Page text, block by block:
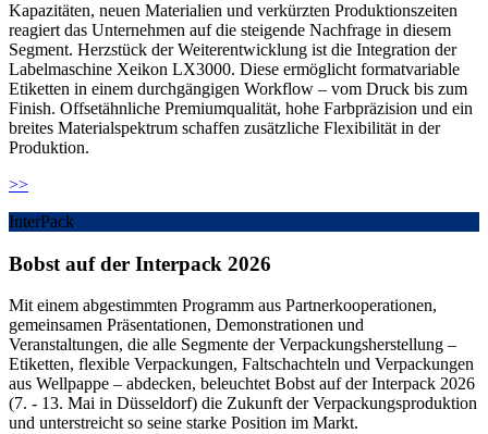
Kapazitäten, neuen Materialien und verkürzten Produktionszeiten
reagiert das Unternehmen auf die steigende Nachfrage in diesem
Segment. Herzstück der Weiterentwicklung ist die Integration der
Labelmaschine Xeikon LX3000. Diese ermöglicht formatvariable
Etiketten in einem durchgängigen Workflow – vom Druck bis zum
Finish. Offsetähnliche Premiumqualität, hohe Farbpräzision und ein
breites Materialspektrum schaffen zusätzliche Flexibilität in der
Produktion.
>>
InterPack
Bobst auf der Interpack 2026
Mit einem abgestimmten Programm aus Partnerkooperationen,
gemeinsamen Präsentationen, Demonstrationen und
Veranstaltungen, die alle Segmente der Verpackungsherstellung –
Etiketten, flexible Verpackungen, Faltschachteln und Verpackungen
aus Wellpappe – abdecken, beleuchtet Bobst auf der Interpack 2026
(7. - 13. Mai in Düsseldorf) die Zukunft der Verpackungsproduktion
und unterstreicht so seine starke Position im Markt.